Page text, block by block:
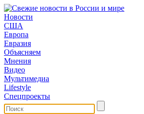
Новости
США
Европа
Евразия
Объясняем
Мнения
Видео
Мультимедиа
Lifestyle
Спецпроекты